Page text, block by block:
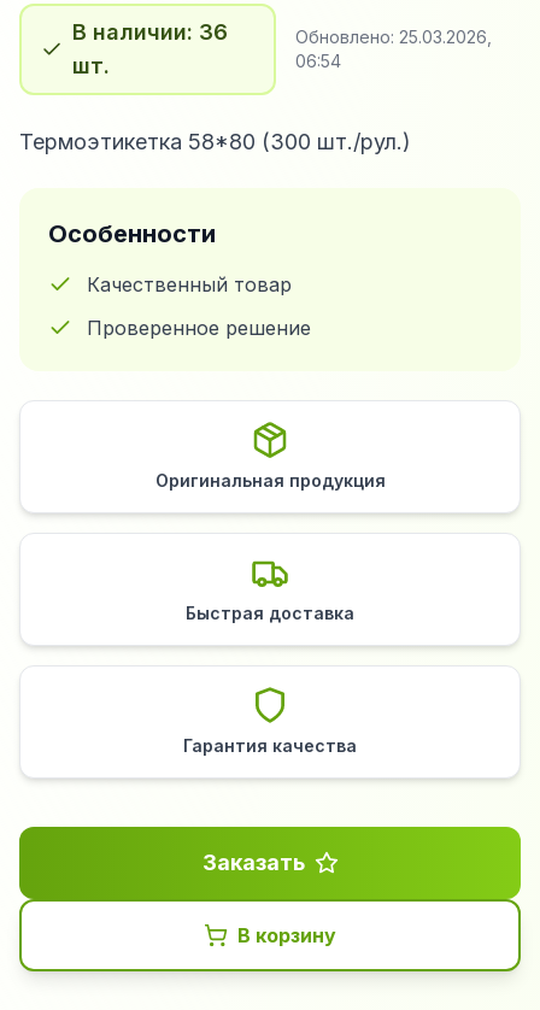
В наличии: 36
шт.
Обновлено: 25.03.2026,
06:54
Термоэтикетка 58*80 (300 шт./рул.)
Особенности
Качественный товар
Проверенное решение
Оригинальная продукция
Быстрая доставка
Гарантия качества
Заказать
В корзину